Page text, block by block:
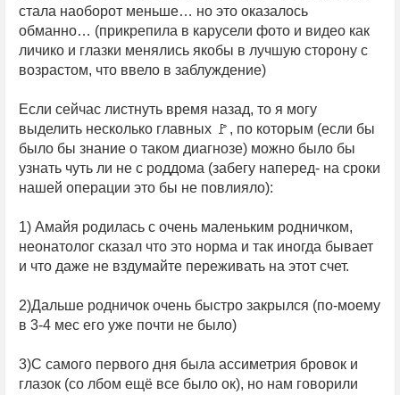
стала наоборот меньше… но это оказалось
обманно… (прикрепила в карусели фото и видео как
личико и глазки менялись якобы в лучшую сторону с
возрастом, что ввело в заблуждение)
Если сейчас листнуть время назад, то я могу
выделить несколько главных 🚩, по которым (если бы
было бы знание о таком диагнозе) можно было бы
узнать чуть ли не с роддома (забегу наперед- на сроки
нашей операции это бы не повлияло):
1) Амайя родилась с очень маленьким родничком,
неонатолог сказал что это норма и так иногда бывает
и что даже не вздумайте переживать на этот счет.
2)Дальше родничок очень быстро закрылся (по-моему
в 3-4 мес его уже почти не было)
3)С самого первого дня была ассиметрия бровок и
глазок (со лбом ещё все было ок), но нам говорили